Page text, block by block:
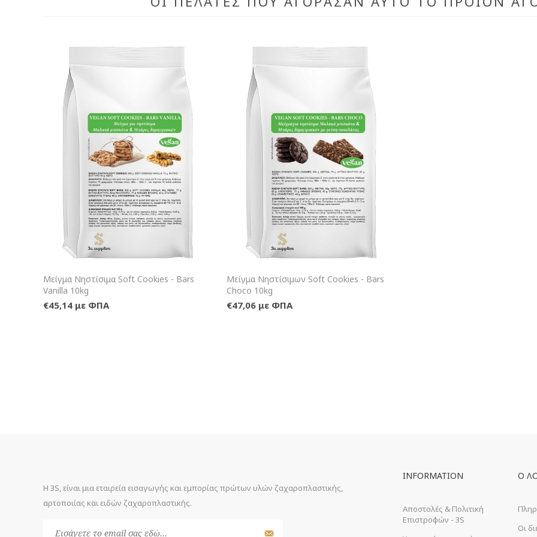
+Καλάθι
Μείγμα Νηστίσιμα Soft Cookies - Bars
Vanilla 10kg
€45,14 με ΦΠΑ
+Καλάθι
Μείγμα Νηστίσιμων Soft Cookies - Bars
Choco 10kg
€47,06 με ΦΠΑ
Η 3S, είναι μια εταιρεία εισαγωγής και εμπορίας πρώτων υλών ζαχαροπλαστικής,
αρτοποιίας και ειδών ζαχαροπλαστικής.
INFORMATION
Αποστολές & Πολιτική
Επιστροφών - 3S
Ο
Οι